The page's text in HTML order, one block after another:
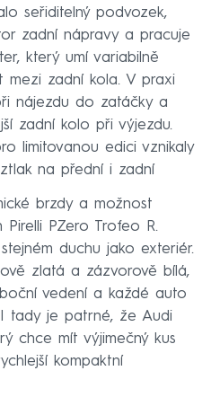
seřiditelný podvozek,
zadní nápravy a pracuje
který umí variabilně
mezi zadní kola. V praxi
nájezdu do zatáčky a
zadní kolo při výjezdu.
limitovanou edici vznikaly
na přední i zadní
brzdy a možnost
PZero Trofeo R.
duchu jako exteriér.
zlatá a zázvorově bílá,
vedení a každé auto
tady je patrné, že Audi
chce mít výjimečný kus
kompaktní